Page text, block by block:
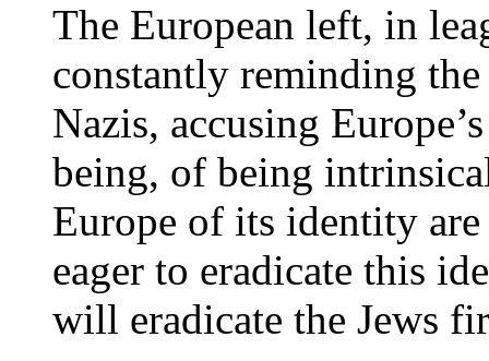
The European left, in
constantly reminding
Nazis, accusing
being, of being
Europe of its identity are
eager to eradicate this
will eradicate the Jews